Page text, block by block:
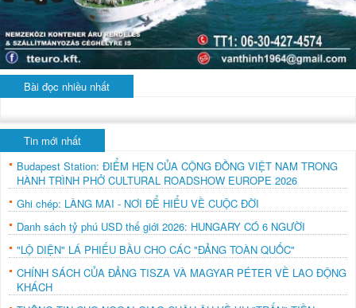
Bài đọc nhiều nhất
Tin mới nhất
Budapest Station: ĐIỂM HẸN CỦA CỘNG ĐỒNG VIỆT NAM TRONG
HÀNH TRÌNH PHỞ CULTURAL ROADSHOW EUROPE 2026
Ghi chép: LÀNG MAI - NƠI ĐỂ HIỂU VỀ CUỘC ĐỜI
Danh sách tỷ phú USD thế giới 2026: HUNGARY CÓ 6 NGƯỜI
"LỘ DIỆN" LÁ PHIẾU BẦU CHO CÁC "ĐẢNG TOÀN QUỐC"
CHÍNH SÁCH CỦA ĐẢNG TISZA VÀ MAGYAR PÉTER VỀ LAO ĐỘNG
KHÁCH